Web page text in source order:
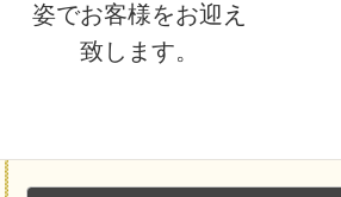
姿でお客様をお迎え
致します。